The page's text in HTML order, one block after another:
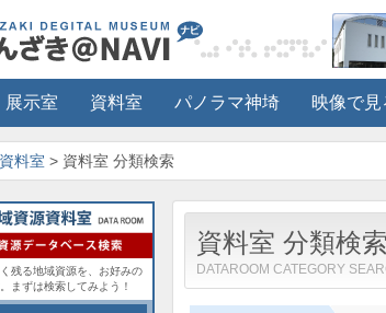
展示室 資料室 パノラマ神埼 映像で見
資料室 > 資料室 分類検索
資料室 分類検索
DATAROOM CATEGORY
残る地域資源を、お好みの
まずは検索してみよう！